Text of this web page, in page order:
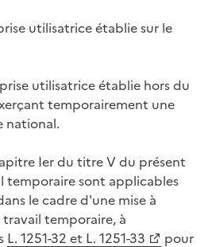
utilisatrice établie sur le
utilisatrice établie hors du
temporairement une
national.
Ier du titre V du présent
temporaire sont applicables
le cadre d'une mise à
temporaire, à
L. 1251-32 et L. 1251-33
pour